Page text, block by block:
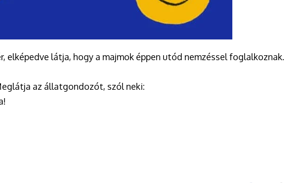
elképedve látja, hogy a majmok éppen utód nemzéssel foglalkoznak.
az állatgondozót, szól neki: